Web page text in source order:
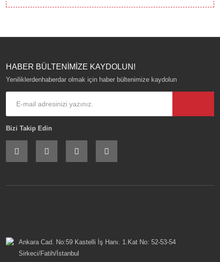
HABER BÜLTENİMİZE KAYDOLUN!
Yeniliklerdenhaberdar olmak için haber bültenimize kaydolun
Bizi Takip Edin
Ankara Cad. No:59 Kastelli İş Hanı. 1.Kat No: 52-53-54
Sirkeci/Fatih/İstanbul